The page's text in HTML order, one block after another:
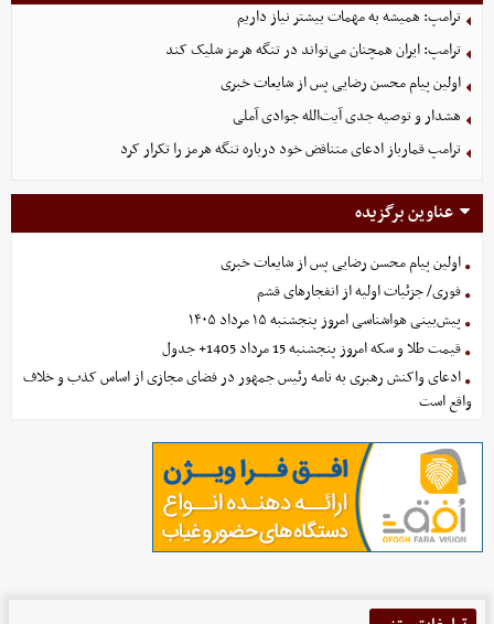
ترامپ: همیشه به مهمات بیشتر نیاز داریم
ترامپ: ایران همچنان می‌تواند در تنگه هرمز شلیک کند
اولین پیام محسن رضایی پس از شایعات خبری
هشدار و توصیه جدی آیت‌الله جوادی آملی
ترامپ قمارباز ادعای متناقض خود درباره تنگه هرمز را تکرار کرد
عناوین برگزیده
اولین پیام محسن رضایی پس از شایعات خبری
فوری/ جزئیات اولیه از انفجارهای قشم
پیش‌بینی هواشناسی امروز پنجشنبه ۱۵ مرداد ۱۴۰۵
قیمت طلا و سکه امروز پنجشنبه 15 مرداد 1405+ جدول
ادعای واکنش رهبری به نامه رئیس جمهور در فضای مجازی از اساس کذب و خلاف
واقع است